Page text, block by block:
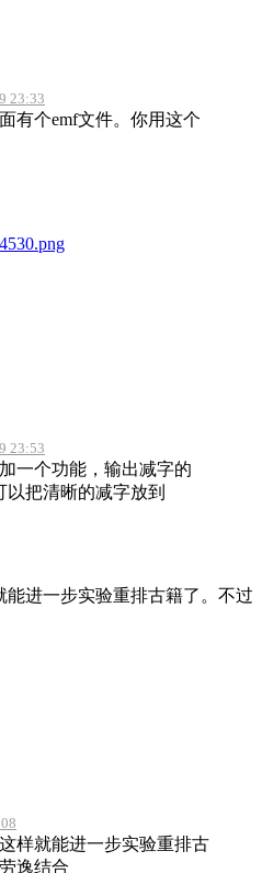
23:33
有个emf文件。你用这个
23:53
一个功能，输出减字的
以把清晰的减字放到
进一步实验重排古籍了。不过
样就能进一步实验重排古
逸结合